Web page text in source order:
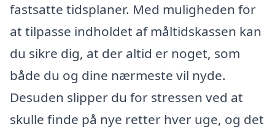
fastsatte tidsplaner. Med muligheden for
at tilpasse indholdet af måltidskassen kan
du sikre dig, at der altid er noget, som
både du og dine nærmeste vil nyde.
Desuden slipper du for stressen ved at
skulle finde på nye retter hver uge, og det